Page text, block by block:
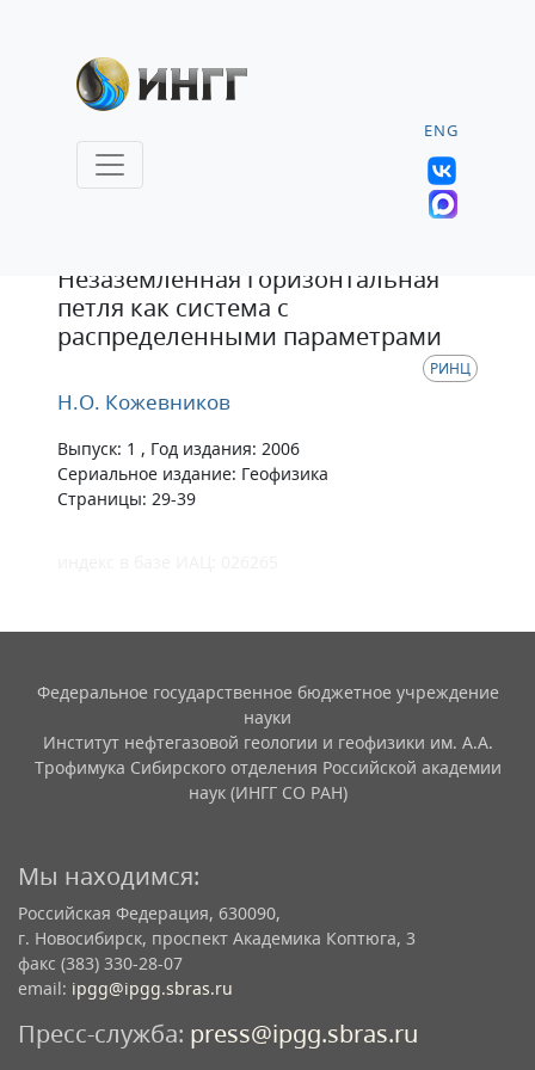
ENG
Незаземленная горизонтальная
петля как система с
распределенными параметрами
РИНЦ
Н.О. Кожевников
Выпуск: 1 , Год издания: 2006
Сериальное издание: Геофизика
Страницы: 29-39
Федеральное государственное бюджетное учреждение
науки
Институт нефтегазовой геологии и геофизики им. А.А.
Трофимука Сибирского отделения Российской академии
наук (ИНГГ СО РАН)
Мы находимся:
Российская Федерация, 630090,
г. Новосибирск, проспект Академика Коптюга, 3
факс (383) 330-28-07
email: ipgg@ipgg.sbras.ru
Пресс-служба: press@ipgg.sbras.ru